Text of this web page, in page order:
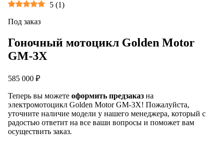
5 (1)
Под заказ
Гоночный мотоцикл Golden Motor
GM-3X
585 000 ₽
Теперь вы можете оформить предзаказ на
электромотоцикл Golden Motor GM-3X! Пожалуйста,
уточните наличие модели у нашего менеджера, который с
радостью ответит на все ваши вопросы и поможет вам
осуществить заказ.